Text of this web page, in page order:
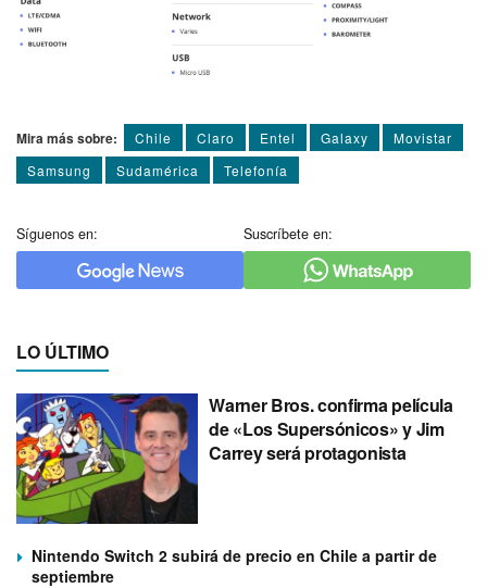
Mira más sobre: Chile Claro Entel Galaxy
Movistar
Samsung
Sudamérica Telefoní­a
Síguenos en: Suscríbete en:
LO ÚLTIMO
Warner Bros. confirma película
de «Los Supersónicos» y Jim
Carrey será protagonista
Nintendo Switch 2 subirá de precio en Chile a partir de
septiembre